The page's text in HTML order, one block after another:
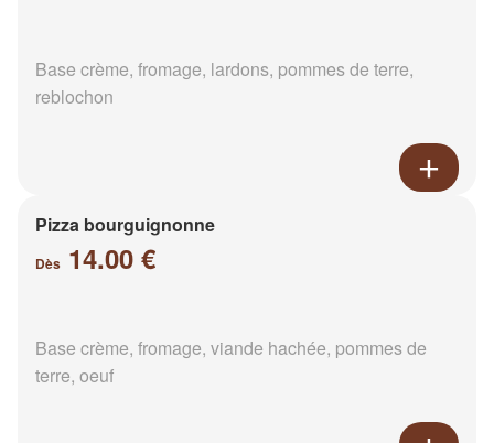
Base crème, fromage, lardons, pommes de terre,
reblochon
Pizza bourguignonne
Dès 14.00 €
Base crème, fromage, viande hachée, pommes de
terre, oeuf